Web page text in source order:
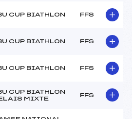
CUP BIATHLON FFS
CUP BIATHLON FFS
CUP BIATHLON FFS
CUP BIATHLON
MIXTE
FFS